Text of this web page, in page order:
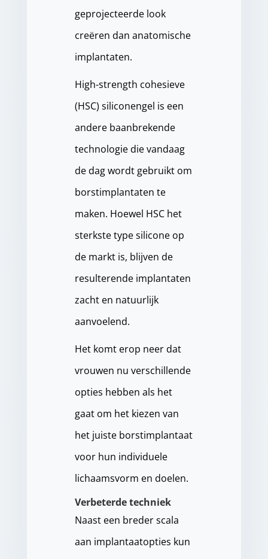
geprojecteerde look
creëren dan anatomische
implantaten.
High-strength cohesieve
(HSC) siliconengel is een
andere baanbrekende
technologie die vandaag
de dag wordt gebruikt om
borstimplantaten te
maken. Hoewel HSC het
sterkste type silicone op
de markt is, blijven de
resulterende implantaten
zacht en natuurlijk
aanvoelend.
Het komt erop neer dat
vrouwen nu verschillende
opties hebben als het
gaat om het kiezen van
het juiste borstimplantaat
voor hun individuele
lichaamsvorm en doelen.
Verbeterde techniek
Naast een breder scala
aan implantaatopties kun